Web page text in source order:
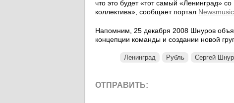
что это будет «тот самый «Ленинград»
коллектива», сообщает портал
Напомним, 25 декабря 2008 Шнуров
концепции команды и создании новой
Ленинград Рубль Сергей
ОТПРАВИТЬ: